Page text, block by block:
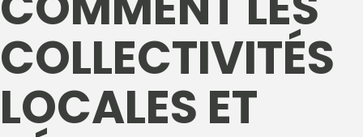
COLLECTIVITÉS
LOCALES ET